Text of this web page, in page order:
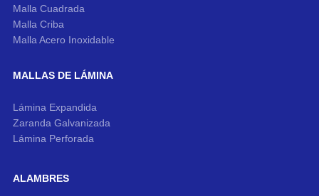
Malla Cuadrada
Malla Criba
Malla Acero Inoxidable
MALLAS DE LÁMINA
Lámina Expandida
Zaranda Galvanizada
Lámina Perforada
ALAMBRES